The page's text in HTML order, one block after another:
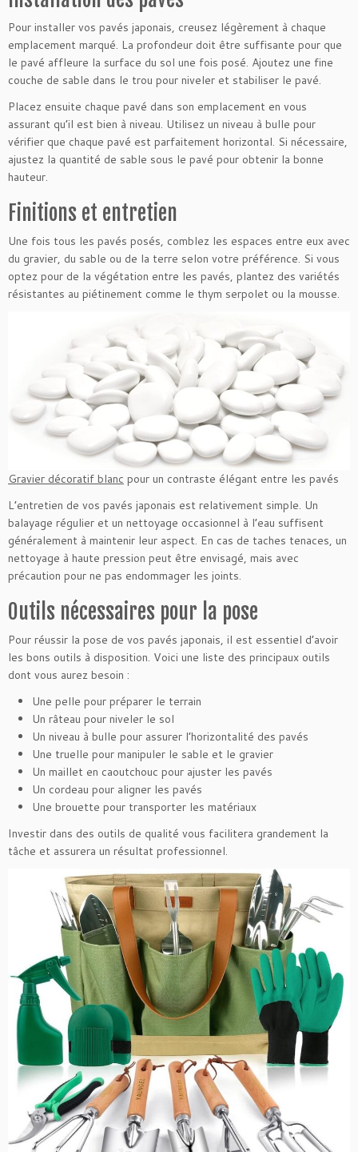
Pour installer vos pavés japonais, creusez légèrement à chaque
emplacement marqué. La profondeur doit être suffisante pour que
le pavé affleure la surface du sol une fois posé. Ajoutez une fine
couche de sable dans le trou pour niveler et stabiliser le pavé.
Placez ensuite chaque pavé dans son emplacement en vous
assurant qu’il est bien à niveau. Utilisez un niveau à bulle pour
vérifier que chaque pavé est parfaitement horizontal. Si nécessaire,
ajustez la quantité de sable sous le pavé pour obtenir la bonne
hauteur.
Finitions et entretien
Une fois tous les pavés posés, comblez les espaces entre eux avec
du gravier, du sable ou de la terre selon votre préférence. Si vous
optez pour de la végétation entre les pavés, plantez des variétés
résistantes au piétinement comme le thym serpolet ou la mousse.
Gravier décoratif blanc pour un contraste élégant entre les pavés
L’entretien de vos pavés japonais est relativement simple. Un
balayage régulier et un nettoyage occasionnel à l’eau suffisent
généralement à maintenir leur aspect. En cas de taches tenaces, un
nettoyage à haute pression peut être envisagé, mais avec
précaution pour ne pas endommager les joints.
Outils nécessaires pour la pose
Pour réussir la pose de vos pavés japonais, il est essentiel d’avoir
les bons outils à disposition. Voici une liste des principaux outils
dont vous aurez besoin :
Une pelle pour préparer le terrain
Un râteau pour niveler le sol
Un niveau à bulle pour assurer l’horizontalité des pavés
Une truelle pour manipuler le sable et le gravier
Un maillet en caoutchouc pour ajuster les pavés
Un cordeau pour aligner les pavés
Une brouette pour transporter les matériaux
Investir dans des outils de qualité vous facilitera grandement la
tâche et assurera un résultat professionnel.